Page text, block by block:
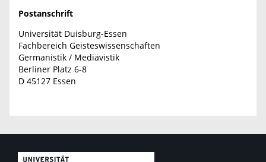
Postanschrift
Universität Duisburg-Essen
Fachbereich Geisteswissenschaften
Germanistik / Mediävistik
Berliner Platz 6-8
D 45127 Essen